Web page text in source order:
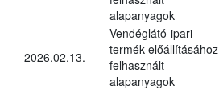
alapanyagok
2026.02.13.
Vendéglátó-ipari
termék előállításához
felhasznált
alapanyagok